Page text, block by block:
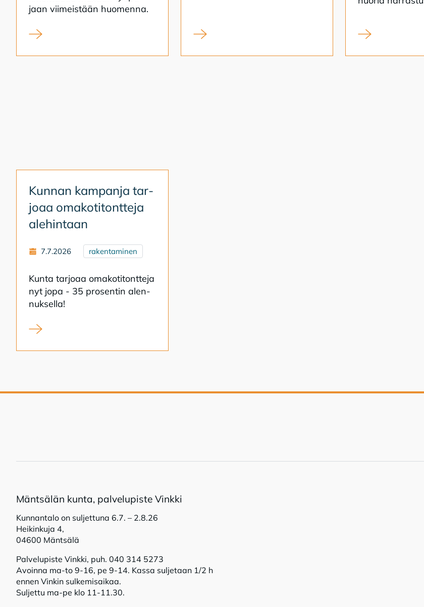
jaan vii­meis­tään huo­men­na.
Kirjasto kansalaistoiminnan alustana Koskenraitin sillan uusiminen alkaa Syksyn 2026
Kun­nan kam­pan­ja tar­
jo­aa oma­ko­ti­tont­te­ja
ale­hin­taan
7.7.2026 rakentaminen
Kun­ta tar­jo­aa oma­ko­ti­tont­te­ja
nyt jopa - 35 pro­sen­tin alen­
nuk­sel­la!
Kunnan kampanja tarjoaa omakotitontteja alehintaan
Mänt­sä­län kun­ta, pal­ve­lu­pis­te Vink­ki
Kunnantalo on suljettuna 6.7. – 2.8.26
Heikinkuja 4,
04600 Mäntsälä
Palvelupiste Vinkki, puh. 040 314 5273
Avoinna ma-to 9-16, pe 9-14. Kassa suljetaan 1/2 h
ennen Vinkin sulkemisaikaa.
Suljettu ma-pe klo 11-11.30.